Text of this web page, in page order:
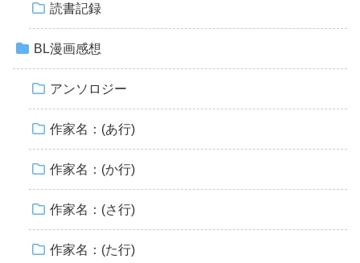
読書記録
BL漫画感想
アンソロジー
作家名：(あ行)
作家名：(か行)
作家名：(さ行)
作家名：(た行)